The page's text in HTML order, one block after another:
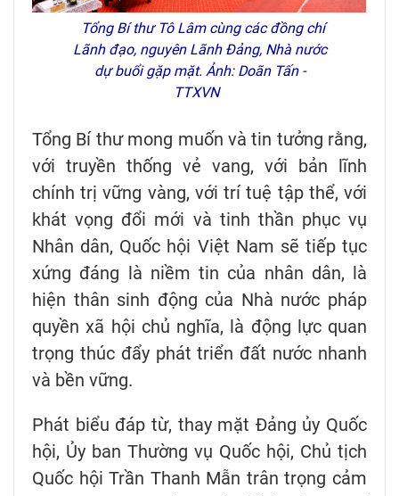
Tổng Bí thư Tô Lâm cùng các đồng chí
Lãnh đạo, nguyên Lãnh Đảng, Nhà nước
dự buổi gặp mặt. Ảnh: Doãn Tấn -
TTXVN
Tổng Bí thư mong muốn và tin tưởng rằng,
với truyền thống vẻ vang, với bản lĩnh
chính trị vững vàng, với trí tuệ tập thể, với
khát vọng đổi mới và tinh thần phục vụ
Nhân dân, Quốc hội Việt Nam sẽ tiếp tục
xứng đáng là niềm tin của nhân dân, là
hiện thân sinh động của Nhà nước pháp
quyền xã hội chủ nghĩa, là động lực quan
trọng thúc đẩy phát triển đất nước nhanh
và bền vững.
Phát biểu đáp từ, thay mặt Đảng ủy Quốc
hội, Ủy ban Thường vụ Quốc hội, Chủ tịch
Quốc hội Trần Thanh Mẫn trân trọng cảm